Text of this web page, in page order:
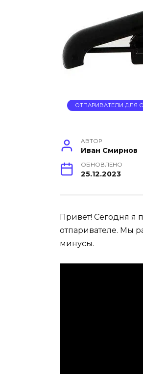
ОТПАРИВАТЕЛИ ДЛЯ
АВТОР
Иван Смирнов
ОБНОВЛЕНО
25.12.2023
Привет! Сегодня я
отпаривателе. Мы
минусы.